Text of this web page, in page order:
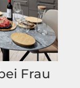
Frau